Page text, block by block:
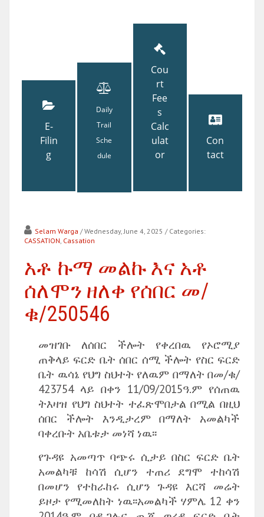
E-
Filin
g
Daily
Trail
Sche
dule
Cou
rt
Fee
s
Calc
ulat
or
Con
tact
Selam Warga / Wednesday, June 4, 2025 / Categories:
CASSATION, Cassation
አቶ ኩማ መልኩ እና አቶ
ሰለሞን ዘለቀ የሰበር መ/
ቁ/250546
መዝገቡ ለሰበር ችሎት የቀረበዉ የኦሮሚያ
ጠቅላይ ፍርድ ቤት ሰበር ሰሚ ችሎት የስር ፍርድ
ቤት ዉሳኔ የህግ ስህተት የለዉም በማለት በመ/ቁ/
423754 ላይ በቀን 11/09/2015ዓ.ም የሰጠዉ
ትእዛዝ የህግ ስህተት ተፈጽሞበታል በሚል በዚህ
ሰበር ችሎት እንዲታረም በማለት አመልካች
ባቀረቡት አቤቱታ መነሻ ነዉ፡፡
የጉዳዩ አመጣጥ ባጭሩ ሲታይ በስር ፍርድ ቤት
አመልካቹ ከሳሽ ሲሆን ተጠሪ ደግሞ ተከሳሽ
በመሆን የተከራከሩ ሲሆን ጉዳዩ እርሻ መሬት
ይዞታ የሚመለከት ነዉ፡፡አመልካች ሃምሌ 12 ቀን